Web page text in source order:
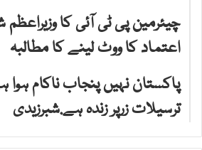
چیئرمین پی ٹی آئی کا
اعتماد کا ووٹ لینے کا مطالبہ
پاکستان نہیں پنجاب ناکام
ترسیلات زرپر زندہ ہے.شبرزیدی